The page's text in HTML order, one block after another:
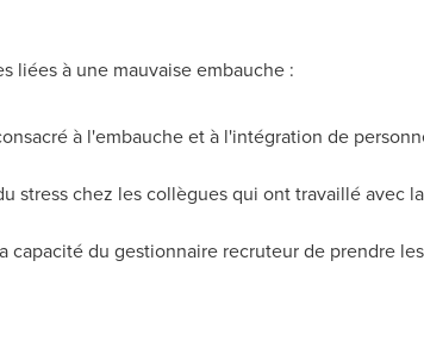
liées à une mauvaise embauche :
à l'embauche et à l'intégration de
stress chez les collègues qui ont travaillé avec la
capacité du gestionnaire recruteur de prendre